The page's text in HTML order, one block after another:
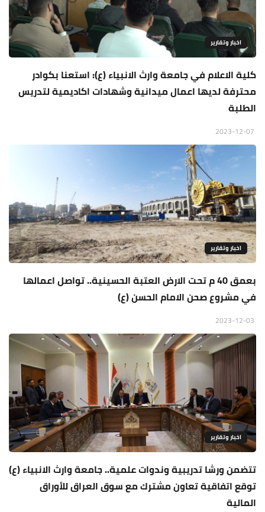
اخبار وتقارير
كلية الاعلام في جامعة وارث الانبياء (ع): استعنا بكوادر
محترفة لديها اعمال ميدانية وشهادات اكاديمية لتدريس
الطلبة
اخبار وتقارير
بعمق 40 م تحت الارض العتبة الحسينية.. تواصل اعمالها
في مشروع صحن الامام الحسن (ع)
اخبار وتقارير
تتضمن ورشا تدريبية وندوات علمية.. جامعة وارث الانبياء (ع)
توقع اتفاقية تعاون مشترك مع سوق العراق للأوراق
المالية